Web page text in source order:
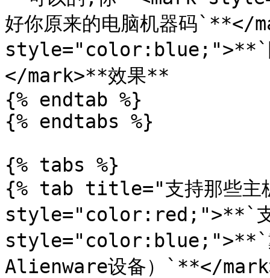
好你原来的电脑机器码
style="color:blue;">**`
</mark>**效果**
{% endtab %}
{% endtabs %}
{% tabs %}
{% tab title="支持那些主
style="color:red;">**`支
style="color:blue;">**`戴
Alienware设备）`**</